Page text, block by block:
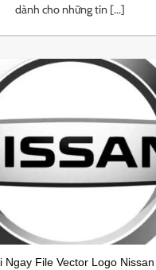
dành cho những tín [...]
Ngay File Vector Logo Nissan